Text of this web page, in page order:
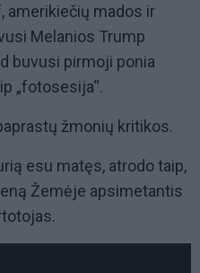
amerikiečių mados ir
Melanios Trump
buvusi pirmoji ponia
„fotosesija“.
žmonių kritikos.
esu matęs, atrodo taip,
Žemėje apsimetantis